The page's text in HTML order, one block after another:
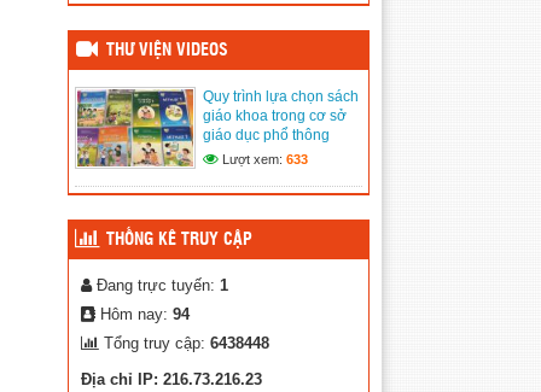
dục phổ thông
Thư Viện Ảnh
(02/03/2020)
THƯ VIỆN VIDEOS
Quy trình lựa chọn sách
giáo khoa trong cơ sở
giáo dục phổ thông
Lượt xem: 633
THỐNG KÊ TRUY CẬP
Đang trực tuyến: 1
Hôm nay: 94
Tổng truy cập: 6438448
Địa chỉ IP: 216.73.216.23